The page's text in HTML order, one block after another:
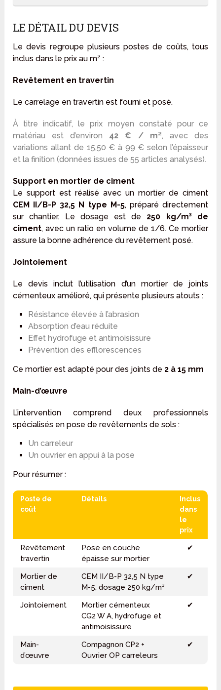
LE DÉTAIL DU DEVIS
Le devis regroupe plusieurs postes de coûts, tous
inclus dans le prix au m² :
Revêtement en travertin
Le carrelage en travertin est fourni et posé.
À titre indicatif, le prix moyen constaté pour ce
matériau est d’environ 42 € / m², avec des
variations allant de 15,50 € à 99 € selon l’épaisseur
et la finition (données issues de 55 articles analysés).
Support en mortier de ciment
Le support est réalisé avec un mortier de ciment
CEM II/B-P 32,5 N type M-5, préparé directement
sur chantier. Le dosage est de 250 kg/m³ de
ciment, avec un ratio en volume de 1/6. Ce mortier
assure la bonne adhérence du revêtement posé.
Jointoiement
Le devis inclut l’utilisation d’un mortier de joints
cémenteux amélioré, qui présente plusieurs atouts :
Résistance élevée à l’abrasion
Absorption d’eau réduite
Effet hydrofuge et antimoisissure
Prévention des efflorescences
Ce mortier est adapté pour des joints de 2 à 15 mm
Main-d’œuvre
L’intervention comprend deux professionnels
spécialisés en pose de revêtements de sols :
Un carreleur
Un ouvrier en appui à la pose
Pour résumer :
Poste de
coût
Détails
Inclus
dans
le
prix
Revêtement
travertin
Pose en couche
épaisse sur mortier
✔
Mortier de
ciment
CEM II/B-P 32,5 N type
M-5, dosage 250 kg/m³
✔
Jointoiement
Mortier cémenteux
CG2 W A, hydrofuge et
antimoisissure
✔
Main-
d’œuvre
Compagnon CP2 +
Ouvrier OP carreleurs
✔